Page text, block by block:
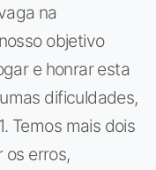
na
objetivo
e honrar esta
dificuldades,
Temos mais dois
os erros,